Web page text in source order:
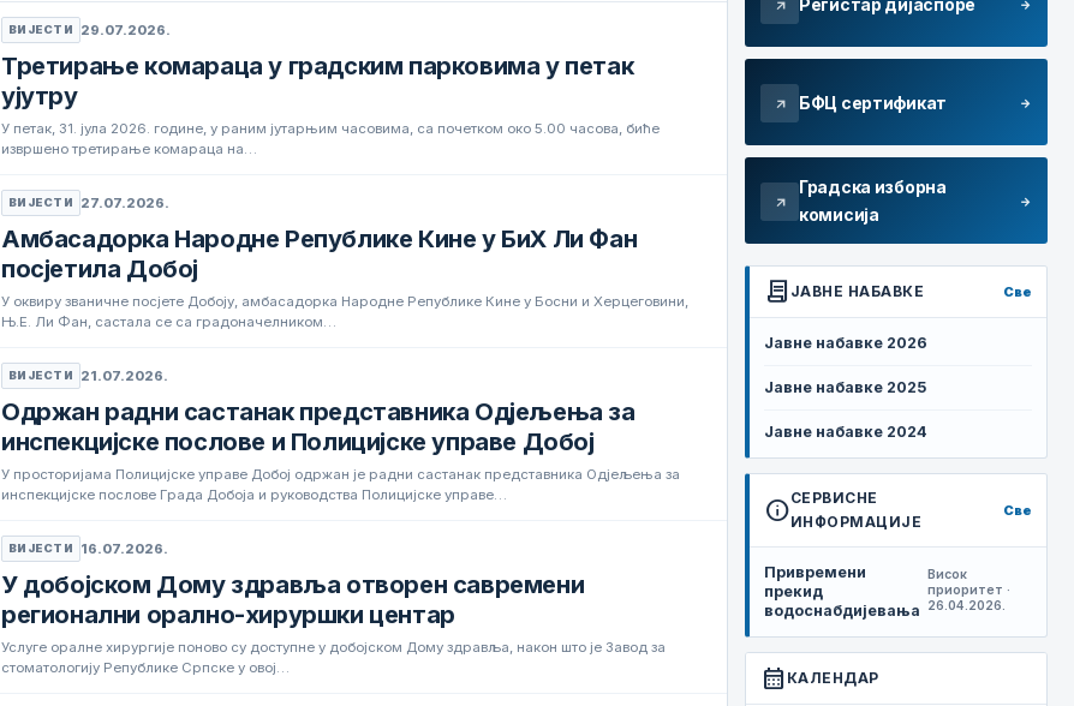
ВИЈЕСТИ 29.07.2026.
Третирање комараца у градским парковима у петак
ујутру
У петак, 31. јула 2026. године, у раним јутарњим часовима, са почетком око 5.00 часова, биће
извршено третирање комараца на…
ВИЈЕСТИ 27.07.2026.
Амбасадорка Народне Републике Кине у БиХ Ли Фан
посјетила Добој
У оквиру званичне посјете Добоју, амбасадорка Народне Републике Кине у Босни и Херцеговини,
Њ.Е. Ли Фан, састала се са градоначелником…
ВИЈЕСТИ 21.07.2026.
Одржан радни састанак представника Одјељења за
инспекцијске послове и Полицијске управе Добој
У просторијама Полицијске управе Добој одржан је радни састанак представника Одјељења за
инспекцијске послове Града Добоја и руководства Полицијске управе…
ВИЈЕСТИ 16.07.2026.
У добојском Дому здравља отворен савремени
регионални орално-хируршки центар
Услуге оралне хирургије поново су доступне у добојском Дому здравља, након што је Завод за
стоматологију Републике Српске у овој…
arrow_outward arrow_forward
arrow_outward БФЦ сертификат arrow_forward
arrow_outward
Градска изборна
комисија
arrow_forward
contract ЈАВНЕ НАБАВКЕ Све
Јавне набавке 2026
Јавне набавке 2025
Јавне набавке 2024
infoСЕРВИСНЕ
ИНФОРМАЦИЈЕ
Све
Привремени
прекид
водоснабдијевања
Висок
приоритет ·
26.04.2026.
calendar_month КАЛЕНДАР